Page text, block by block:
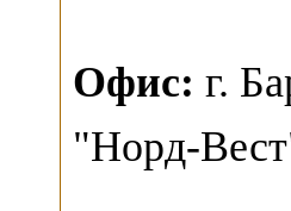
Офис: г.
"Норд-